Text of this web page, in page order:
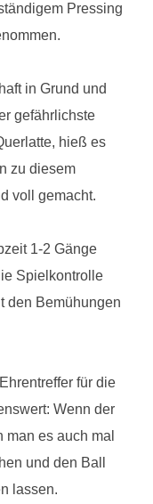
Pressing
in Grund und
gefährlichste
hieß es
zu diesem
voll gemacht.
1-2 Gänge
Spielkontrolle
den Bemühungen
für die
Wenn der
es auch mal
und den Ball
lassen.